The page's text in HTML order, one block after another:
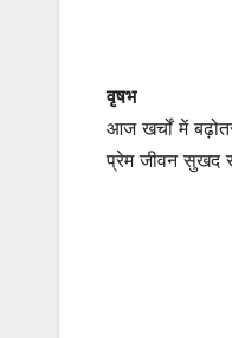
वृषभ
आज खर्चों में
प्रेम जीवन सुखद